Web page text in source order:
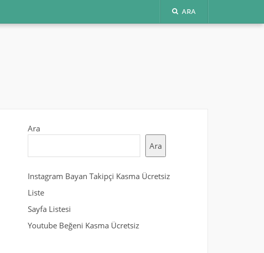
ARA
Ara
Ara
Instagram Bayan Takipçi Kasma Ücretsiz
Liste
Sayfa Listesi
Youtube Beğeni Kasma Ücretsiz